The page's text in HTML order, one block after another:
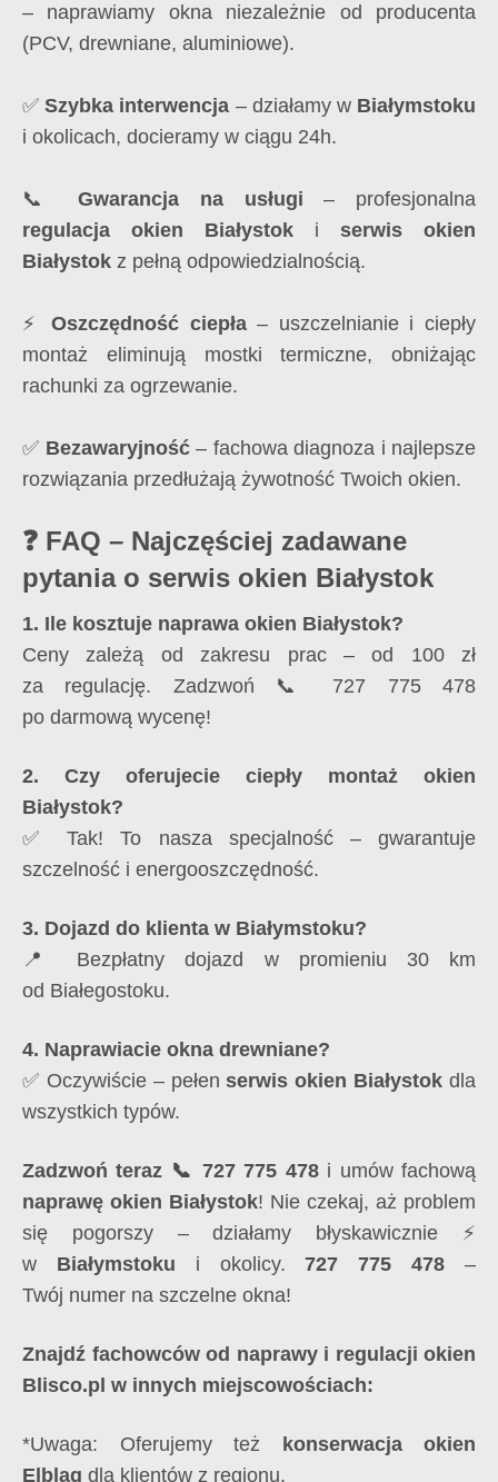
– naprawiamy okna niezależnie od producenta
(PCV, drewniane, aluminiowe).
✅Szybka interwencja – działamy w Białymstoku
i okolicach, docieramy w ciągu 24h.
📞Gwarancja na usługi – profesjonalna
regulacja okien Białystok i serwis okien
Białystok z pełną odpowiedzialnością.
⚡Oszczędność ciepła– uszczelnianie i ciepły
montaż eliminują mostki termiczne, obniżając
rachunki za ogrzewanie.
✅ Bezawaryjność– fachowa diagnoza i najlepsze
rozwiązania przedłużają żywotność Twoich okien.
❓ FAQ – Najczęściej zadawane
pytania o serwis okien Białystok
1. Ile kosztuje naprawa okien Białystok?
Ceny zależą od zakresu prac – od 100 zł
za regulację. Zadzwoń 📞 727 775 478
po darmową wycenę!
2. Czy oferujecie ciepły montaż okien
Białystok?
✅ Tak! To nasza specjalność – gwarantuje
szczelność i energooszczędność.
3. Dojazd do klienta w Białymstoku?
📍 Bezpłatny dojazd w promieniu 30 km
od Białegostoku.
4. Naprawiacie okna drewniane?
✅ Oczywiście – pełenserwis okien Białystok dla
wszystkich typów.
Zadzwoń teraz 📞 727 775 478i umów fachową
naprawę okien Białystok! Nie czekaj, aż problem
się pogorszy – działamy błyskawicznie ⚡
w Białymstoku i okolicy.727 775 478 –
Twój numer na szczelne okna!
Znajdź fachowców od naprawy i regulacji okien
Blisco.pl w innych miejscowościach:
*Uwaga: Oferujemy też
konserwacja okien
Elbląg dla klientów z regionu.